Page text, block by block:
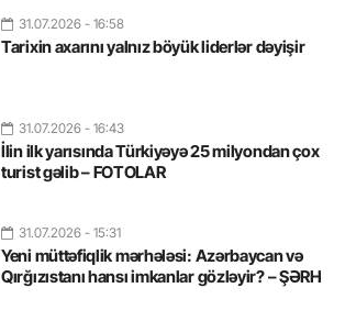
31.07.2026 - 16:58
Tarixin axarını yalnız böyük liderlər dəyişir
31.07.2026 - 16:43
İlin ilk yarısında Türkiyəyə 25 milyondan çox
turist gəlib – FOTOLAR
31.07.2026 - 15:31
Yeni müttəfiqlik mərhələsi: Azərbaycan və
Qırğızıstanı hansı imkanlar gözləyir? – ŞƏRH